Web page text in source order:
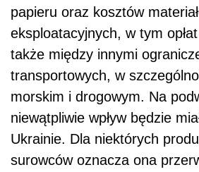
papieru oraz kosztów
eksploatacyjnych, w tym
także między innymi
transportowych, w
morskim i drogowym. Na
niewątpliwie wpływ będzie
Ukrainie. Dla niektórych
surowców oznacza ona